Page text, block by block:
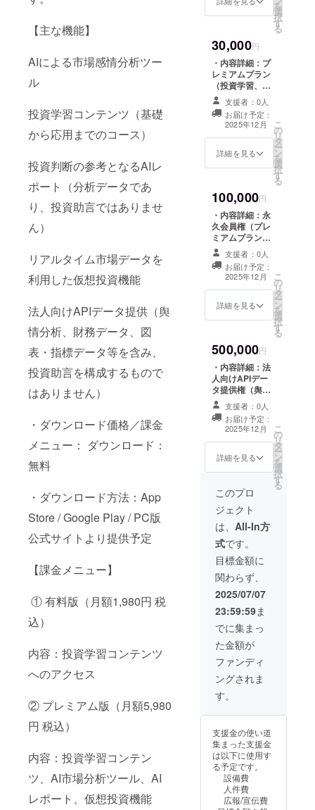
【主な機能】
AIによる市場感情分析ツー
ル
投資学習コンテンツ（基礎
から応用までのコース）
投資判断の参考となるAIレ
ポート（分析データであ
り、投資助言ではありませ
ん）
リアルタイム市場データを
利用した仮想投資機能
法人向けAPIデータ提供（舆
情分析、財務データ、図
表・指標データ等を含み、
投資助言を構成するもので
はありません）
・ダウンロード価格／課金
メニュー： ダウンロード：
無料
・ダウンロード方法：App
Store / Google Play / PC版
公式サイトより提供予定
【課金メニュー】
① 有料版（月額1,980円 税
込）
内容：投資学習コンテンツ
へのアクセス
② プレミアム版（月額5,980
円 税込）
内容：投資学習コンテン
ツ、AI市場分析ツール、AI
レポート、仮想投資機能
付 ・注意事項：
レポートは毎月
末日に送付 ・有
効期限：コード
配布後、1年間有
効
を
選
択
す
る
30,000円
・内容詳細：プ
レミアムプラン
（投資学習、AI
分析ツール、仮
想投資機能）利
用権（6ヶ月）
・提供方法：
メールにて専用
アクセスコード
コード入力後6ヶ
月間です。 ・有
効期限：コード
配布後、1年間有
効
支援者：0人
お届け予定：
2025年12月
詳細を見る
こ
の
リ
タ
ー
ン
を
選
択
す
る
100,000円
・内容詳細：永
久会員権（プレ
ミアムプランへ
の無期限アクセ
ス） ・提供方
法：メールにて
永久利用可能な
専用アカウント
を配布 ・注意事
サービス提供期
間中（事業が続
く限り有効）
支援者：0人
お届け予定：
2025年12月
詳細を見る
こ
の
リ
タ
ー
ン
を
選
択
す
る
500,000円
・内容詳細：法
人向けAPIデー
タ提供権（舆情
分析、財務デー
タ、図表・指標
データ等）（1年
間） ・提供方
法：メールにて
API接続用の専
キーの第三者へ
の譲渡・再販は
禁止です。API
データは投資助
言に該当しませ
ん。 ・有効期
限：提供開始か
ら1年間
支援者：0人
お届け予定：
2025年12月
詳細を見る
こ
の
リ
タ
ー
ン
を
選
択
す
る
このプロ
ジェクト
は、 All-In方
式です。
目標金額に
関わらず、
2025/07/07
23:59:59ま
でに集まっ
た金額が
ファンディ
ングされま
す。
支援金の使い道
集まった支援金
は以下に使用す
る予定です。
設備費
人件費
広報/宣伝費